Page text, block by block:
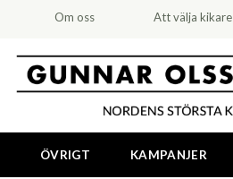
Om oss Att välja kikare
ÖVRIGT KAMPANJER